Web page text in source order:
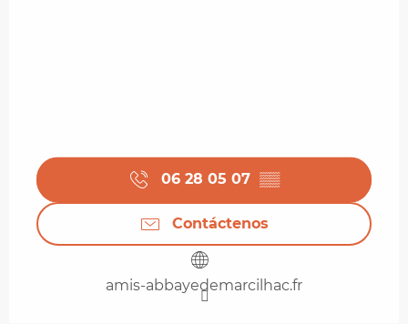
06 28 05 07 ▒▒
Contáctenos
amis-abbayedemarcilhac.fr